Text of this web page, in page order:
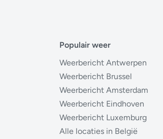
Populair weer
Weerbericht Antwerpen
Weerbericht Brussel
Weerbericht Amsterdam
Weerbericht Eindhoven
Weerbericht Luxemburg
Alle locaties in België